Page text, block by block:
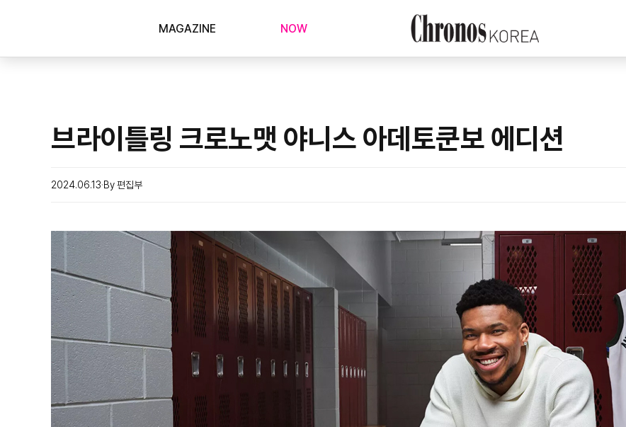
MAGAZINE NOW
브라이틀링 크로노맷 야니스 아데토쿤보 에디션
2024.06.13 By 편집부